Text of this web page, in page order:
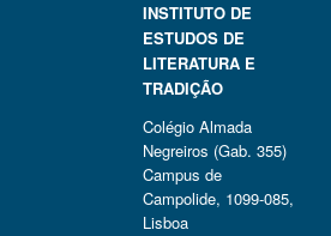
INSTITUTO DE
ESTUDOS DE
LITERATURA E
TRADIÇÃO
Colégio Almada
Negreiros (Gab. 355)
Campus de
Campolide, 1099-085,
Lisboa